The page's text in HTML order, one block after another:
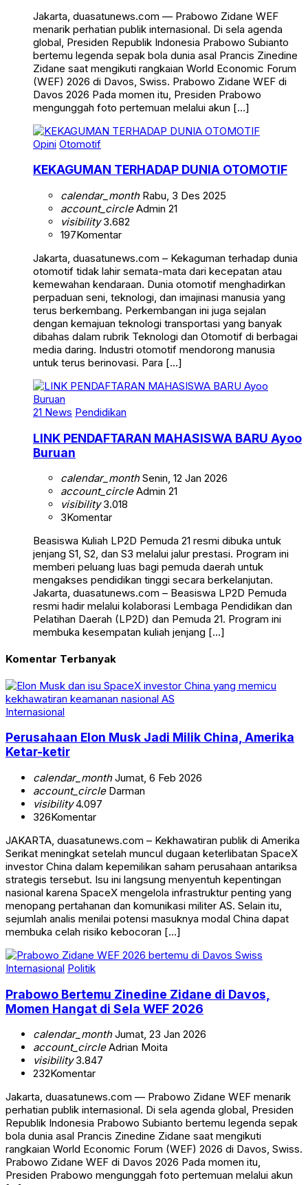
Jakarta, duasatunews.com — Prabowo Zidane WEF
menarik perhatian publik internasional. Di sela agenda
global, Presiden Republik Indonesia Prabowo Subianto
bertemu legenda sepak bola dunia asal Prancis Zinedine
Zidane saat mengikuti rangkaian World Economic Forum
(WEF) 2026 di Davos, Swiss. Prabowo Zidane WEF di
Davos 2026 Pada momen itu, Presiden Prabowo
mengunggah foto pertemuan melalui akun […]
Opini Otomotif
KEKAGUMAN TERHADAP DUNIA OTOMOTIF
calendar_monthRabu, 3 Des 2025
account_circleAdmin 21
visibility3.682
197Komentar
Jakarta, duasatunews.com – Kekaguman terhadap dunia
otomotif tidak lahir semata-mata dari kecepatan atau
kemewahan kendaraan. Dunia otomotif menghadirkan
perpaduan seni, teknologi, dan imajinasi manusia yang
terus berkembang. Perkembangan ini juga sejalan
dengan kemajuan teknologi transportasi yang banyak
dibahas dalam rubrik Teknologi dan Otomotif di berbagai
media daring. Industri otomotif mendorong manusia
untuk terus berinovasi. Para […]
21 News Pendidikan
LINK PENDAFTARAN MAHASISWA BARU Ayoo
Buruan
calendar_monthSenin, 12 Jan 2026
account_circleAdmin 21
visibility3.018
3Komentar
Beasiswa Kuliah LP2D Pemuda 21 resmi dibuka untuk
jenjang S1, S2, dan S3 melalui jalur prestasi. Program ini
memberi peluang luas bagi pemuda daerah untuk
mengakses pendidikan tinggi secara berkelanjutan.
Jakarta, duasatunews.com – Beasiswa LP2D Pemuda
resmi hadir melalui kolaborasi Lembaga Pendidikan dan
Pelatihan Daerah (LP2D) dan Pemuda 21. Program ini
membuka kesempatan kuliah jenjang […]
Komentar Terbanyak
Internasional
Perusahaan Elon Musk Jadi Milik China, Amerika
Ketar-ketir
calendar_monthJumat, 6 Feb 2026
account_circleDarman
visibility4.097
326Komentar
JAKARTA, duasatunews.com – Kekhawatiran publik di Amerika
Serikat meningkat setelah muncul dugaan keterlibatan SpaceX
investor China dalam kepemilikan saham perusahaan antariksa
strategis tersebut. Isu ini langsung menyentuh kepentingan
nasional karena SpaceX mengelola infrastruktur penting yang
menopang pertahanan dan komunikasi militer AS. Selain itu,
sejumlah analis menilai potensi masuknya modal China dapat
membuka celah risiko kebocoran […]
Internasional Politik
Prabowo Bertemu Zinedine Zidane di Davos,
Momen Hangat di Sela WEF 2026
calendar_monthJumat, 23 Jan 2026
account_circleAdrian Moita
visibility3.847
232Komentar
Jakarta, duasatunews.com — Prabowo Zidane WEF menarik
perhatian publik internasional. Di sela agenda global, Presiden
Republik Indonesia Prabowo Subianto bertemu legenda sepak
bola dunia asal Prancis Zinedine Zidane saat mengikuti
rangkaian World Economic Forum (WEF) 2026 di Davos, Swiss.
Prabowo Zidane WEF di Davos 2026 Pada momen itu,
Presiden Prabowo mengunggah foto pertemuan melalui akun